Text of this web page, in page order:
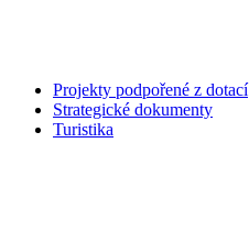
Projekty podpořené z dotací
Strategické dokumenty
Turistika